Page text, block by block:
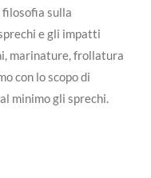
filosofia sulla
e gli impatti
marinature, frollatura
con lo scopo di
minimo gli sprechi.